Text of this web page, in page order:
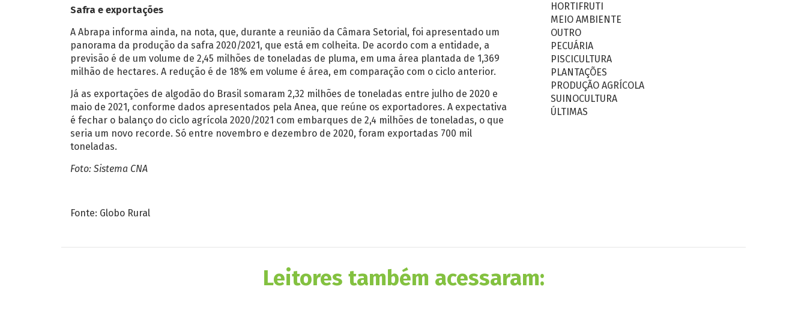
Safra e exportações
A Abrapa informa ainda, na nota, que, durante a reunião da Câmara Setorial, foi apresentado um
panorama da produção da safra 2020/2021, que está em colheita. De acordo com a entidade, a
previsão é de um volume de 2,45 milhões de toneladas de pluma, em uma área plantada de 1,369
milhão de hectares. A redução é de 18% em volume é área, em comparação com o ciclo anterior.
Já as exportações de algodão do Brasil somaram 2,32 milhões de toneladas entre julho de 2020 e
maio de 2021, conforme dados apresentados pela Anea, que reúne os exportadores. A expectativa
é fechar o balanço do ciclo agrícola 2020/2021 com embarques de 2,4 milhões de toneladas, o que
seria um novo recorde. Só entre novembro e dezembro de 2020, foram exportadas 700 mil
toneladas.
Foto: Sistema CNA
Fonte: Globo Rural
HORTIFRUTI
MEIO AMBIENTE
OUTRO
PECUÁRIA
PISCICULTURA
PLANTAÇÕES
PRODUÇÃO AGRÍCOLA
SUINOCULTURA
ÚLTIMAS
Leitores também acessaram: